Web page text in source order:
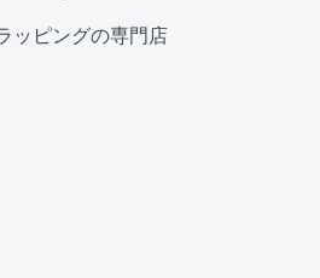
ッピングの専門店